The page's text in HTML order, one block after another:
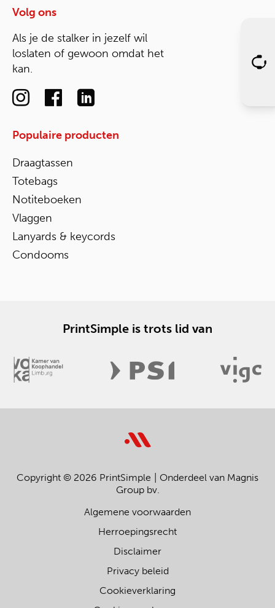
Volg ons
Als je de stalker in jezelf wil
loslaten of gewoon omdat het
kan.
Populaire producten
Draagtassen
Totebags
Notiteboeken
Vlaggen
Lanyards & keycords
Condooms
PrintSimple is trots lid van
Copyright © 2026 PrintSimple
Onderdeel van Magnis
Group bv.
Algemene voorwaarden
Herroepingsrecht
Disclaimer
Privacy beleid
Cookieverklaring